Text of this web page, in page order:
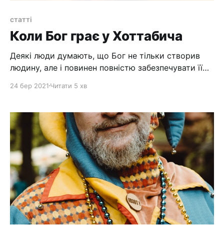
статті
Коли Бог грає у Хоттабича
Деякі люди думають, що Бог не тільки створив
людину, але і повинен повністю забезпечувати її
повинен їм дати все, що їм заманеться, аби тільки
окрема дуже велика бесіда, але іноді Бог
24 бер 2021 Читати 5 хв